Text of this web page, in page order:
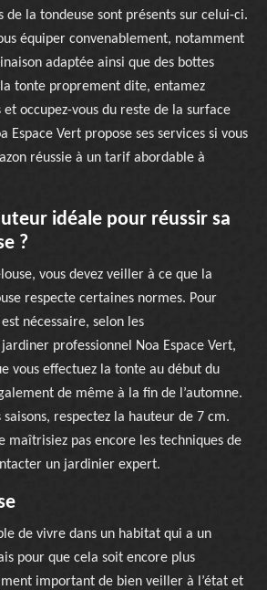
de la tondeuse sont présents sur celui-ci.
équiper convenablement, notamment
adaptée ainsi que des bottes
tonte proprement dite, entamez
occupez-vous du reste de la surface
Espace Vert propose ses services si vous
réussie à un tarif abordable à
idéale pour réussir sa
?
vous devez veiller à ce que la
respecte certaines normes. Pour
nécessaire, selon les
professionnel Noa Espace Vert,
vous effectuez la tonte au début du
de même à la fin de l’automne.
respectez la hauteur de 7 cm.
maîtrisiez pas encore les techniques de
un jardinier expert.
de vivre dans un habitat qui a un
pour que cela soit encore plus
important de bien veiller à l’état et